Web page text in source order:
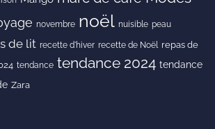
novembre noël nuisible peau
de lit recette d'hiver recette de Noël repas de
tendance tendance 2024 tendance
Zara